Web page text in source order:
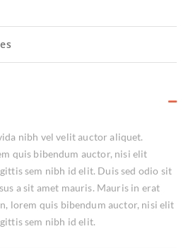
nibh vel velit auctor aliquet.
quis bibendum auctor, nisi elit
sem nibh id elit. Duis sed odio sit
a sit amet mauris. Mauris in erat
lorem quis bibendum auctor, nisi elit
sem nibh id elit.